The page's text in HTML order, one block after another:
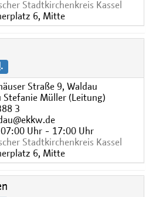
Stadtkirchenkreis Kassel
6, Mitte
Straße 9, Waldau
Stefanie Müller (Leitung)
3
07:00 Uhr - 17:00 Uhr
Stadtkirchenkreis Kassel
6, Mitte